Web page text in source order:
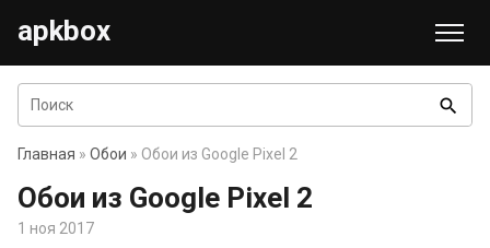
apkbox
search
Главная » Обои » Обои из Google Pixel 2
Обои из Google Pixel 2
1 ноя 2017